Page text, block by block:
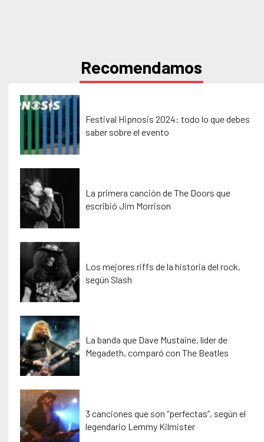
Recomendamos
Festival Hipnosis 2024: todo lo que debes
saber sobre el evento
La primera canción de The Doors que
escribió Jim Morrison
Los mejores riffs de la historia del rock,
según Slash
La banda que Dave Mustaine, líder de
Megadeth, comparó con The Beatles
3 canciones que son “perfectas”, según el
legendario Lemmy Kilmister